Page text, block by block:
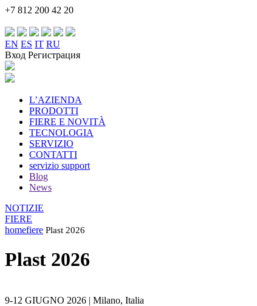
+7 812 200 42 20
EN ES IT RU
Вход Регистрация
L’AZIENDA
PRODOTTI
FIERE E NOVITÀ
TECNOLOGIA
SERVIZIO
CONTATTI
servizio support
Blog
News
NOTIZIE
FIERE
homefiere Plast 2026
Plast 2026
9-12 GIUGNO 2026 | Milano, Italia